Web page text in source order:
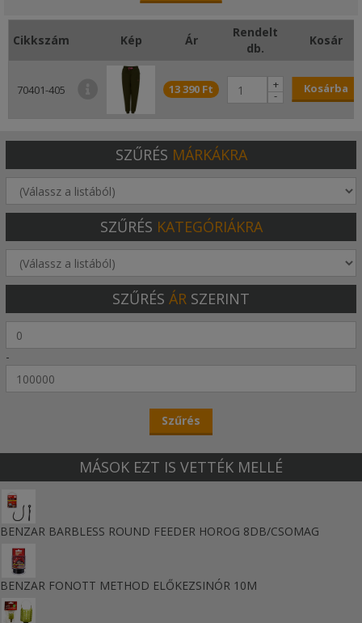
A Sherpa Fleece nagy népszerűségnek örvend, és ahogy már
korábban is említettük, nem kell tél ahhoz, hogy hideg legyen!
A Navitas örömmel látja, hogy mennyi női horgász kezd most
horgászni, és mi is lehetne jobb módja ennek bemutatására,
mint egy dedikált női ruházat!
- 280 g/m²
- 60% pamut 40% poliészter
- Cipzáras zsebek
- Szuper puha szőrme bélés
- Tépőzáras hátsó zsebek
- Vaskos húzózsinór
- Hímzett logó a lábszáron
Cikkszám Kép Ár
Rendelt
db.
Kosár
70401-405 13 390 Ft -
+ Kosárba
SZŰRÉS MÁRKÁKRA
SZŰRÉS KATEGÓRIÁKRA
SZŰRÉS ÁR SZERINT
-
MÁSOK EZT IS VETTÉK MELLÉ
BENZAR BARBLESS ROUND FEEDER HOROG 8DB/CSOMAG
BENZAR FONOTT METHOD ELŐKEZSINÓR 10M